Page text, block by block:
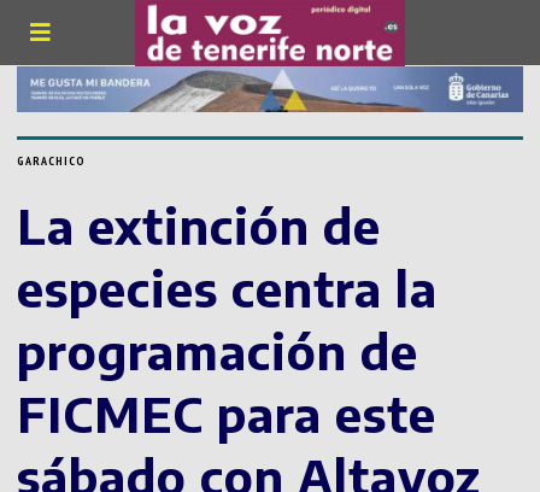
GARACHICO
La extinción de
especies centra la
programación de
FICMEC para este
sábado con Altavoz